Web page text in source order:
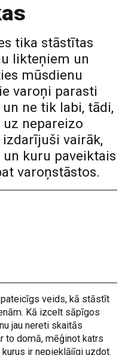
tika stāstītas
likteņiem un
mūsdienu
varoņi parasti
ne tik labi, tādi,
nepareizo
vairāk,
kuru paveiktais
varoņstāstos.
veids, kā stāstīt
Kā izcelt sāpīgos
jau nereti skaitās
to domā, mēģinot katrs
ir nepieklājīgi uzdot.